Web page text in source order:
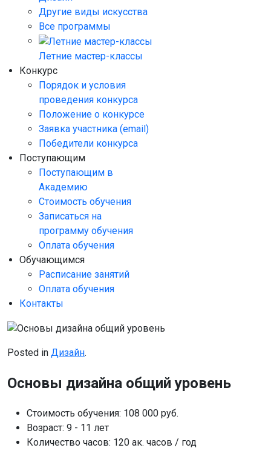
Другие виды искусства
Все программы
Летние мастер-классы
Конкурс
Порядок и условия
проведения конкурса
Положение о конкурсе
Заявка участника (email)
Победители конкурса
Поступающим
Поступающим в
Академию
Стоимость обучения
Записаться на
программу обучения
Оплата обучения
Обучающимся
Расписание занятий
Оплата обучения
Контакты
Posted in Дизайн.
Основы дизайна общий уровень
Стоимость обучения: 108 000 руб.
Возраст: 9 - 11 лет
Количество часов: 120 ак. часов / год